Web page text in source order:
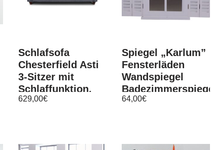
Schlafsofa
Chesterfield Asti
3-Sitzer mit
Schlaffunktion,
Couch 3-er, Bett,
629,00€
Spiegel „Karlum”
Fensterläden
Wandspiegel
Badezimmerspiegel
Landhausmöbel
64,00€